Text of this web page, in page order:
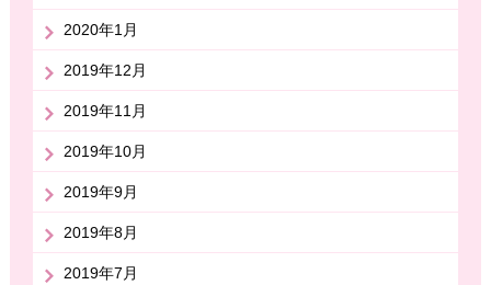
2020年1月
2019年12月
2019年11月
2019年10月
2019年9月
2019年8月
2019年7月